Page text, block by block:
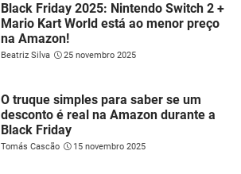
Black Friday 2025: Nintendo Switch 2 +
Mario Kart World está ao menor preço
na Amazon!
Beatriz Silva 25 novembro 2025
O truque simples para saber se um
desconto é real na Amazon durante a
Black Friday
Tomás Cascão 15 novembro 2025